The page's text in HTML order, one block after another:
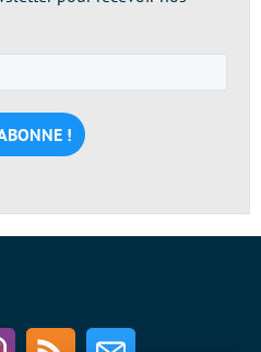
e-
mail
*
InstagramRSS Newsletter